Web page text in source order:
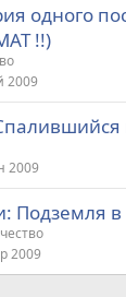
одного
!!)
2009
2009
Подземля в
2009